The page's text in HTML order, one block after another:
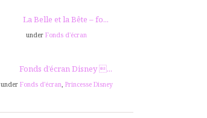
La Belle et la Bête – fo...
under Fonds d'écran
Fonds d’écran Disney ...
under Fonds d'écran Princesse Disney